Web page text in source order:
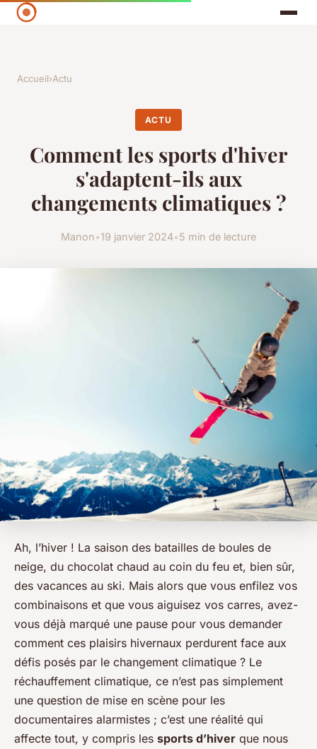
Accueil›Actu
ACTU
Comment les sports d'hiver
s'adaptent-ils aux
changements climatiques ?
Manon•19 janvier 2024•5 min de lecture
Ah, l’hiver ! La saison des batailles de boules de
neige, du chocolat chaud au coin du feu et, bien sûr,
des vacances au ski. Mais alors que vous enfilez vos
combinaisons et que vous aiguisez vos carres, avez-
vous déjà marqué une pause pour vous demander
comment ces plaisirs hivernaux perdurent face aux
défis posés par le changement climatique ? Le
réchauffement climatique, ce n’est pas simplement
une question de mise en scène pour les
documentaires alarmistes ; c’est une réalité qui
affecte tout, y compris les sports d’hiver que nous